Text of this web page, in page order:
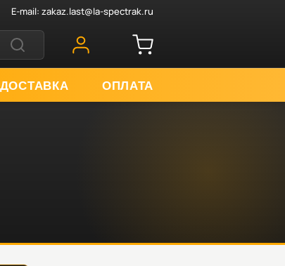
E-mail: zakaz.last@la-spectrak.ru
ДОСТАВКА ОПЛАТА